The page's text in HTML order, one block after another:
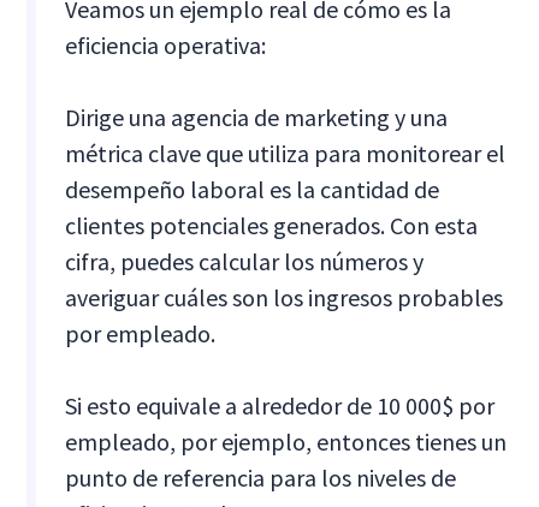
Veamos un ejemplo real de cómo es la
eficiencia operativa:
Dirige una agencia de marketing y una
métrica clave que utiliza para monitorear el
desempeño laboral es la cantidad de
clientes potenciales generados. Con esta
cifra, puedes calcular los números y
averiguar cuáles son los ingresos probables
por empleado.
Si esto equivale a alrededor de 10 000$ por
empleado, por ejemplo, entonces tienes un
punto de referencia para los niveles de